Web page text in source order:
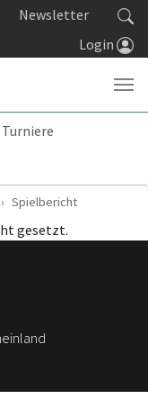
Newsletter
Login
Turniere
Spielbericht
gesetzt.